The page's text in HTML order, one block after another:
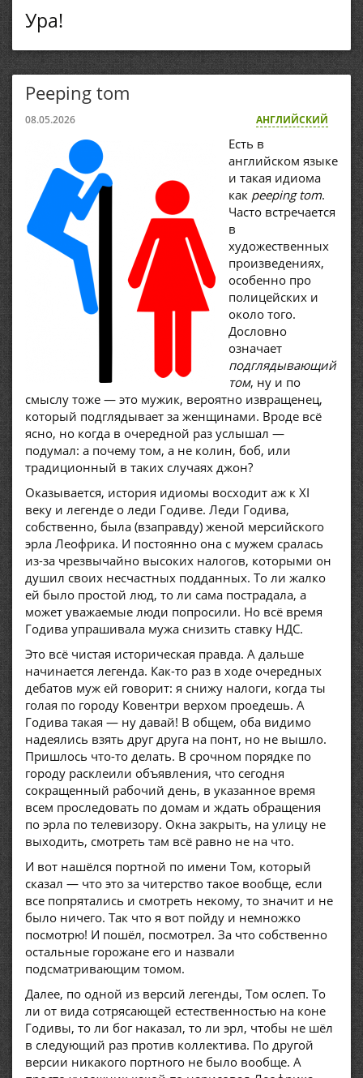
Ура!
Peeping tom
08.05.2026 АНГЛИЙСКИЙ
Есть в
английском языке
и такая идиома
как peeping tom.
Часто встречается
в
художественных
произведениях,
особенно про
полицейских и
около того.
Дословно
означает
подглядывающий
том, ну и по
смыслу тоже — это мужик, вероятно извращенец,
который подглядывает за женщинами. Вроде всё
ясно, но когда в очередной раз услышал —
подумал: а почему том, а не колин, боб, или
традиционный в таких случаях джон?
Оказывается, история идиомы восходит аж к XI
веку и легенде о леди Годиве. Леди Годива,
собственно, была (взаправду) женой мерсийского
эрла Леофрика. И постоянно она с мужем сралась
из-за чрезвычайно высоких налогов, которыми он
душил своих несчастных подданных. То ли жалко
ей было простой люд, то ли сама пострадала, а
может уважаемые люди попросили. Но всё время
Годива упрашивала мужа снизить ставку НДС.
Это всё чистая историческая правда. А дальше
начинается легенда. Как-то раз в ходе очередных
дебатов муж ей говорит: я снижу налоги, когда ты
голая по городу Ковентри верхом проедешь. А
Годива такая — ну давай! В общем, оба видимо
надеялись взять друг друга на понт, но не вышло.
Пришлось что-то делать. В срочном порядке по
городу расклеили объявления, что сегодня
сокращенный рабочий день, в указанное время
всем проследовать по домам и ждать обращения
по эрла по телевизору. Окна закрыть, на улицу не
выходить, смотреть там всё равно не на что.
И вот нашёлся портной по имени Том, который
сказал — что это за читерство такое вообще, если
все попрятались и смотреть некому, то значит и не
было ничего. Так что я вот пойду и немножко
посмотрю! И пошёл, посмотрел. За что собственно
остальные горожане его и назвали
подсматривающим томом.
Далее, по одной из версий легенды, Том ослеп. То
ли от вида сотрясающей естественностью на коне
Годивы, то ли бог наказал, то ли эрл, чтобы не шёл
в следующий раз против коллектива. По другой
версии никакого портного не было вообще. А